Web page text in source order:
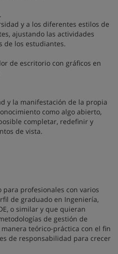
.
y a los diferentes estilos de
ajustando las actividades
de los estudiantes.
de escritorio con gráficos en
y la manifestación de la propia
como algo abierto,
completar, redefinir y
de vista.
para profesionales con varios
de graduado en Ingeniería,
o similar y que quieran
de gestión de
teórico-práctica con el fin
de responsabilidad para crecer